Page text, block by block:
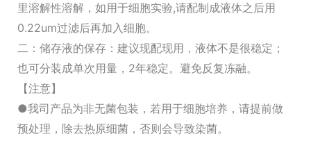
里溶解性溶解，如用于细胞实验,请配制成液体之后用
0.22um过滤后再加入细胞。
二：储存液的保存：建议现配现用，液体不是很稳定；
也可分装成单次用量，2年稳定。避免反复冻融。
【注意】
●我司产品为非无菌包装，若用于细胞培养，请提前做
预处理，除去热原细菌，否则会导致染菌。